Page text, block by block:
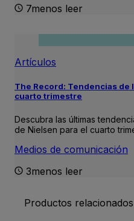
7menos leer
Artículos
The Record: Tendencias de
cuarto trimestre
Descubra las últimas
de Nielsen para el cuarto
Medios de comunicación
3menos leer
Productos relacionados